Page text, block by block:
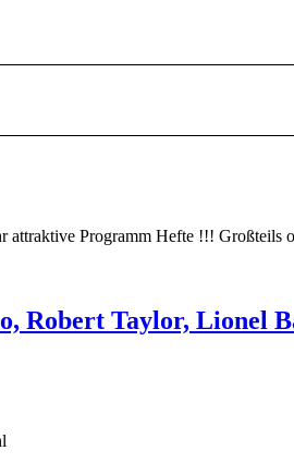
attraktive Programm Hefte !!! Großteils
Robert Taylor, Lionel